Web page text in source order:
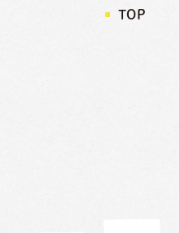
TOP